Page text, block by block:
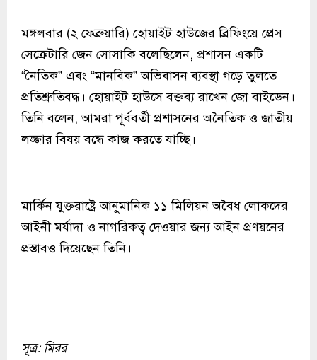
মঙ্গলবার (২ ফেব্রুয়ারি) হোয়াইট হাউজের ব্রিফিংয়ে প্রেস
সেক্রেটারি জেন সোসাকি বলেছিলেন, প্রশাসন একটি
“নৈতিক” এবং “মানবিক” অভিবাসন ব্যবস্থা গড়ে তুলতে
প্রতিশ্রুতিবদ্ধ। হোয়াইট হাউসে বক্তব্য রাখেন জো বাইডেন।
তিনি বলেন, আমরা পূর্ববর্তী প্রশাসনের অনৈতিক ও জাতীয়
লজ্জার বিষয় বন্ধে কাজ করতে যাচ্ছি।
মার্কিন যুক্তরাষ্ট্রে আনুমানিক ১১ মিলিয়ন অবৈধ লোকদের
আইনী মর্যাদা ও নাগরিকত্ব দেওয়ার জন্য আইন প্রণয়নের
প্রস্তাবও দিয়েছেন তিনি।
সূত্র: মিরর